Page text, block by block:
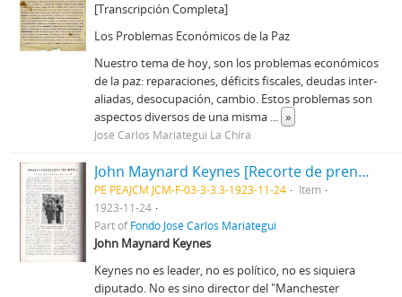
[Transcripción Completa]
Los Problemas Económicos de la Paz
Nuestro tema de hoy, son los problemas económicos
de la paz: reparaciones, déficits fiscales, deudas inter-
aliadas, desocupación, cambio. Estos problemas son
aspectos diversos de una misma ... »
José Carlos Mariátegui La Chira
John Maynard Keynes [Recorte de prensa]
PE PEAJCM JCM-F-03-3-3.3-1923-11-24
Item
1923-11-24
Part ofFondo José Carlos Mariátegui
John Maynard Keynes
Keynes no es leader, no es político, no es siquiera
diputado. No es sino director del "Manchester